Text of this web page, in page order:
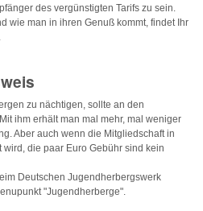
des vergünstigten Tarifs zu sein.
wie man in ihren Genuß kommt, findet Ihr
zu nächtigen, sollte an den
ihm erhält man mal mehr, mal weniger
Aber auch wenn die Mitgliedschaft in
die paar Euro Gebühr sind kein
Deutschen Jugendherbergswerk
"Jugendherberge".